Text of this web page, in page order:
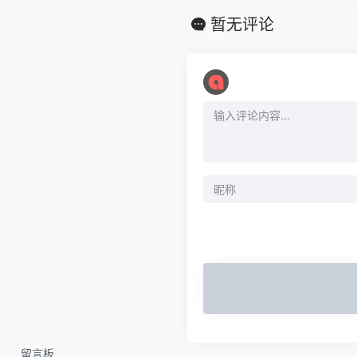
留言板
暂无评论